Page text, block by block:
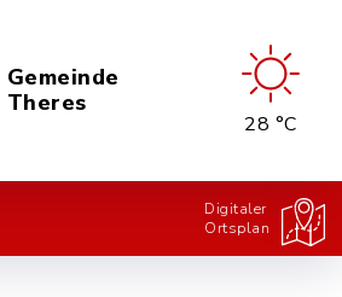
Gemeinde
Theres
28 °C
Digitaler
Ortsplan